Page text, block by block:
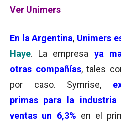
Ver Unimers
En la Argentina, Unimers
Haye. La empresa ya
otras compañías, tales
por caso. Symrise,
primas para la industria
ventas un 6,3% en el